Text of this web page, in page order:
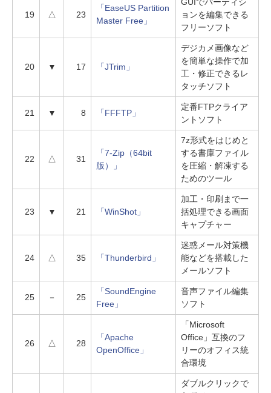
19 △ 23
「EaseUS Partition
Master Free」
ョンを編集できる
フリーソフト
20 ▼ 17 「JTrim」
デジカメ画像など
を簡単な操作で加
工・修正できるレ
タッチソフト
21 ▼ 8 「FFFTP」
定番FTPクライア
ントソフト
22 △ 31
「7-Zip（64bit
版）」
7z形式をはじめと
する書庫ファイル
を圧縮・解凍する
ためのツール
23 ▼ 21 「WinShot」
加工・印刷まで一
括処理できる画面
キャプチャー
24 △ 35 「Thunderbird」
迷惑メール対策機
能などを搭載した
メールソフト
25 － 25
「SoundEngine
Free」
音声ファイル編集
ソフト
26 △ 28
「Apache
OpenOffice」
「Microsoft
Office」互換のフ
リーのオフィス統
合環境
ダブルクリックで